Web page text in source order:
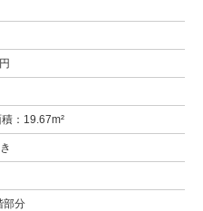
：19.67m²
部分